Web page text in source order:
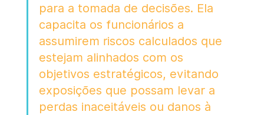
para a tomada de decisões. Ela
capacita os funcionários a
assumirem riscos calculados que
estejam alinhados com os
objetivos estratégicos, evitando
exposições que possam levar a
perdas inaceitáveis ou danos à